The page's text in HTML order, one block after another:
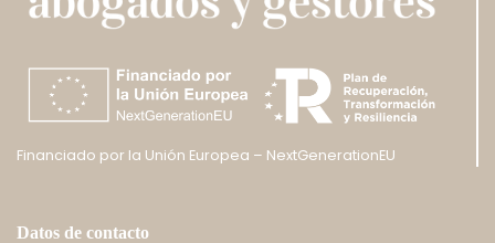
Financiado por la Unión Europea – NextGenerationEU
Datos de contacto